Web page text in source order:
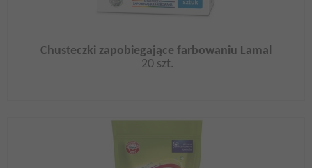
Chusteczki zapobiegające farbowaniu Lamal
20 szt.